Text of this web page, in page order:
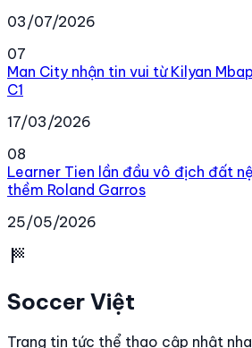
03/07/2026
07
Man City nhận tin vui từ Kilyan
C1
17/03/2026
08
Learner Tien lần đầu vô địch đất
thềm Roland Garros
25/05/2026
sports_score
Soccer Việt
Trang tin tức thể thao cập nhật